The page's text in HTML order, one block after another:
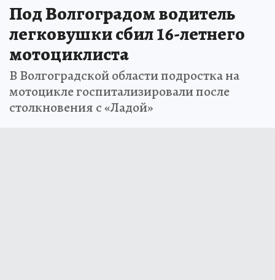
Под Волгоградом водитель
легковушки сбил 16-летнего
мотоциклиста
В Волгоградской области подростка на
мотоцикле госпитализировали после
столкновения с «Ладой»